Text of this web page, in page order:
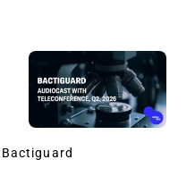
Bactiguard